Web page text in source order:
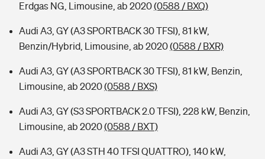
Erdgas NG, Limousine, ab 2020(0588 / BXQ)
Audi A3, GY (A3 SPORTBACK 30 TFSI), 81 kW,
Benzin/Hybrid, Limousine, ab 2020(0588 / BXR)
Audi A3, GY (A3 SPORTBACK 30 TFSI), 81 kW, Benzin,
Limousine, ab 2020(0588 / BXS)
Audi A3, GY (S3 SPORTBACK 2.0 TFSI), 228 kW, Benzin,
Limousine, ab 2020(0588 / BXT)
Audi A3, GY (A3 STH 40 TFSI QUATTRO), 140 kW,